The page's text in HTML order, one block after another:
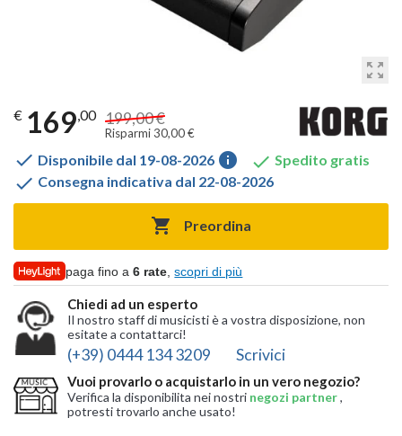
zoom_out_map
€ 169,00 199,00 €
Risparmi 30,00 €
 Disponibile dal 19-08-2026 info  Spedito gratis
 Consegna indicativa dal 22-08-2026
 Preordina
paga fino a6 rate ,scopri di più
Chiedi ad un esperto
Il nostro staff di musicisti è a vostra disposizione, non
esitate a contattarci!
(+39) 0444 134 3209 Scrivici
Vuoi provarlo o acquistarlo in un vero negozio?
Verifica la disponibilita nei nostri negozi partner,
potresti trovarlo anche usato!